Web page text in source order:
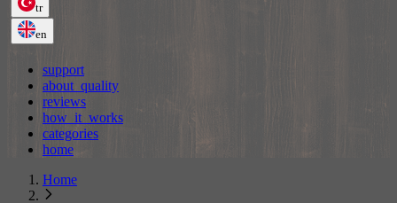
tr
en
support
about_quality
reviews
how_it_works
categories
home
Home